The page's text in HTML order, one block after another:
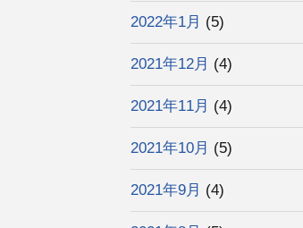
2022年1月 (5)
2021年12月 (4)
2021年11月 (4)
2021年10月 (5)
2021年9月 (4)